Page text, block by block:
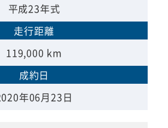
平成23年式
走行距離
119,000 km
成約日
年06月23日